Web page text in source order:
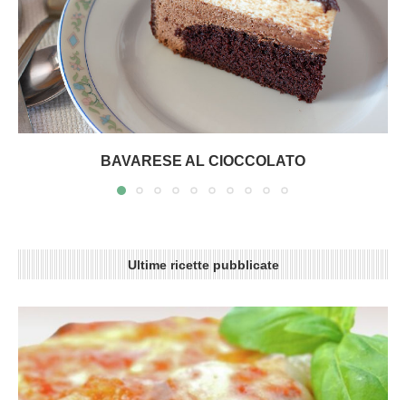
BAVARESE AL CIOCCOLATO
Ultime ricette pubblicate